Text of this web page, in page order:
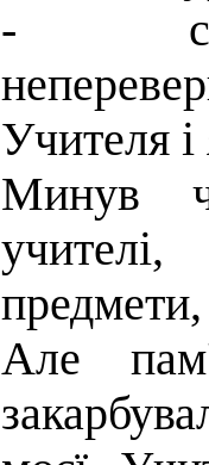
-
Учителя
Минув
Але